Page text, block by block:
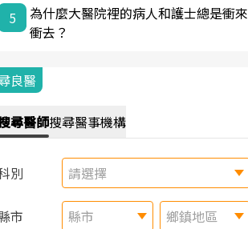
5
為什麼大醫院裡的病人和護士總是衝來
衝去？
良醫
尋醫師搜尋醫事機構
別 請選擇
市 縣市 鄉鎮地區